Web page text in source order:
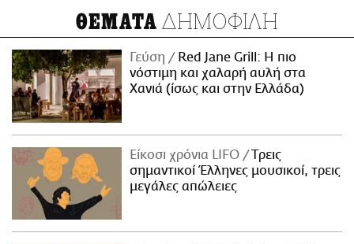
ΘΕΜΑΤΑ ΔΗΜΟΦΙΛΗ
Γεύση
Red Jane Grill: Η πιο
νόστιμη και χαλαρή αυλή στα
Χανιά (ίσως και στην Ελλάδα)
Είκοσι χρόνια LIFO
Tρεις
σημαντικοί Έλληνες μουσικοί, τρεις
μεγάλες απώλειες